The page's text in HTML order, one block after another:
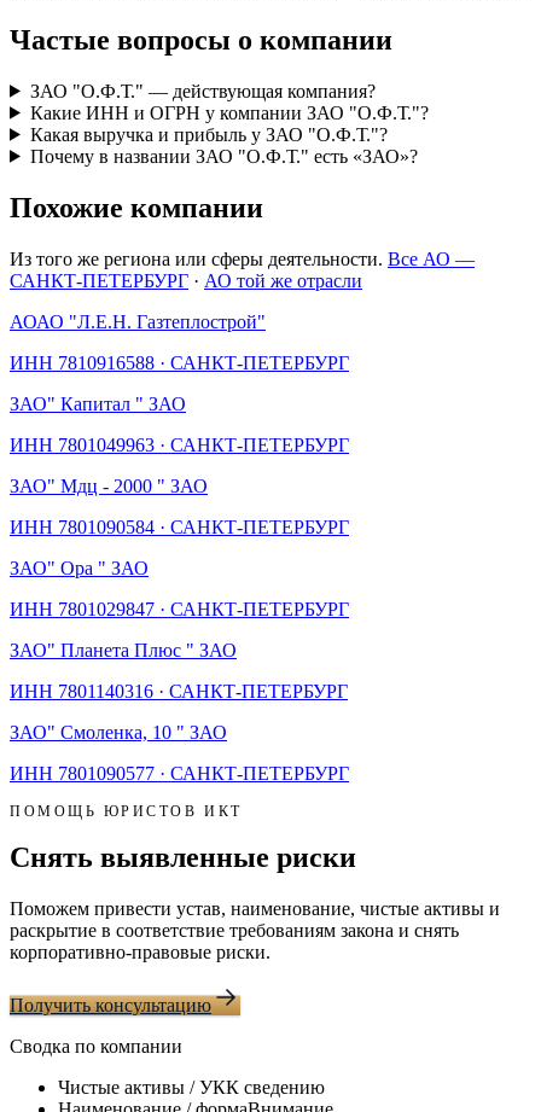
Частые вопросы о компании
ЗАО "О.Ф.Т." — действующая компания?
Какие ИНН и ОГРН у компании ЗАО "О.Ф.Т."?
Какая выручка и прибыль у ЗАО "О.Ф.Т."?
Почему в названии ЗАО "О.Ф.Т." есть «ЗАО»?
Похожие компании
Из того же региона или сферы деятельности. Все АО —
САНКТ-ПЕТЕРБУРГ · АО той же отрасли
АОАО "Л.Е.Н. Газтеплострой"
ИНН 7810916588 · САНКТ-ПЕТЕРБУРГ
ЗАО" Капитал " ЗАО
ИНН 7801049963 · САНКТ-ПЕТЕРБУРГ
ЗАО" Мдц - 2000 " ЗАО
ИНН 7801090584 · САНКТ-ПЕТЕРБУРГ
ЗАО" Ора " ЗАО
ИНН 7801029847 · САНКТ-ПЕТЕРБУРГ
ЗАО" Планета Плюс " ЗАО
ИНН 7801140316 · САНКТ-ПЕТЕРБУРГ
ЗАО" Смоленка, 10 " ЗАО
ИНН 7801090577 · САНКТ-ПЕТЕРБУРГ
ПОМОЩЬ ЮРИСТОВ ИКТ
Снять выявленные риски
Поможем привести устав, наименование, чистые активы и
раскрытие в соответствие требованиям закона и снять
корпоративно-правовые риски.
Получить консультацию
Сводка по компании
Чистые активы / УКК сведению